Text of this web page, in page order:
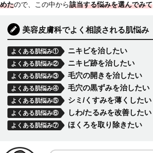
めたので、この中から該当する悩みを選んでみて
美容皮膚科でよく相談される肌悩み
よくある肌悩み① ニキビを治したい
よくある肌悩み② ニキビ跡を治したい
よくある肌悩み③ 毛穴の開きを治したい
よくある肌悩み④ 毛穴の黒ずみを治したい
よくある肌悩み⑤ シミ/くすみを薄くしたい
よくある肌悩み⑥ しわ/たるみを改善したい
よくある肌悩み⑦ ほくろを取り除きたい